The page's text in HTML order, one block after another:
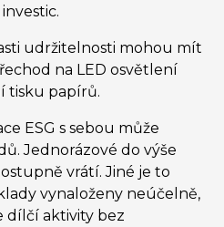
udržitelnosti mohou mít
na LED osvětlení
tisku papírů.
ESG s sebou může
Jednorázové do výše
vrátí. Jiné je to
vynaloženy neúčelně,
dílčí aktivity bez